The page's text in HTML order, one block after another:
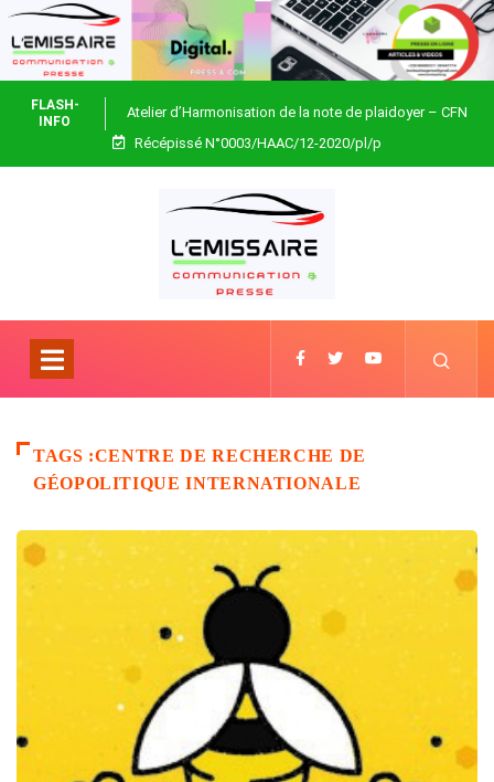
FLASH-
INFO
Atelier d’Harmonisation de la note de plaidoyer – CFN
Togo
Récépissé N°0003/HAAC/12-2020/pl/p
TAGS :CENTRE DE RECHERCHE DE
GÉOPOLITIQUE INTERNATIONALE